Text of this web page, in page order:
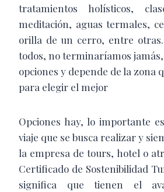
tratamientos holísticos,
meditación, aguas termales,
orilla de un cerro, entre otras.
todos, no terminaríamos
opciones y depende de la zona
para elegir el mejor
Opciones hay, lo importante
viaje que se busca realizar y
la empresa de tours, hotel o
Certificado de Sostenibilidad
significa que tienen el